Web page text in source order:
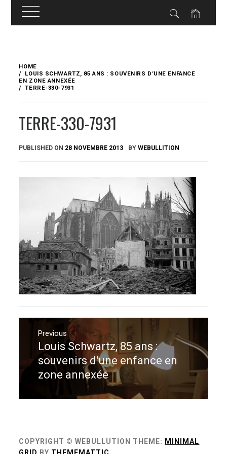
content
HOME
LOUIS SCHWARTZ, 85 ANS : SOUVENIRS D’UNE ENFANCE
EN ZONE ANNEXÉE
TERRE-330-7931
TERRE-330-7931
PUBLISHED ON 28 NOVEMBRE 2013 BYWEBULLITION
Navigation
l’article
Previous
Previous
post:
Louis Schwartz, 85 ans :
souvenirs d’une enfance en
zone annexée
COPYRIGHT © WEBULLUTION THEME: MINIMAL